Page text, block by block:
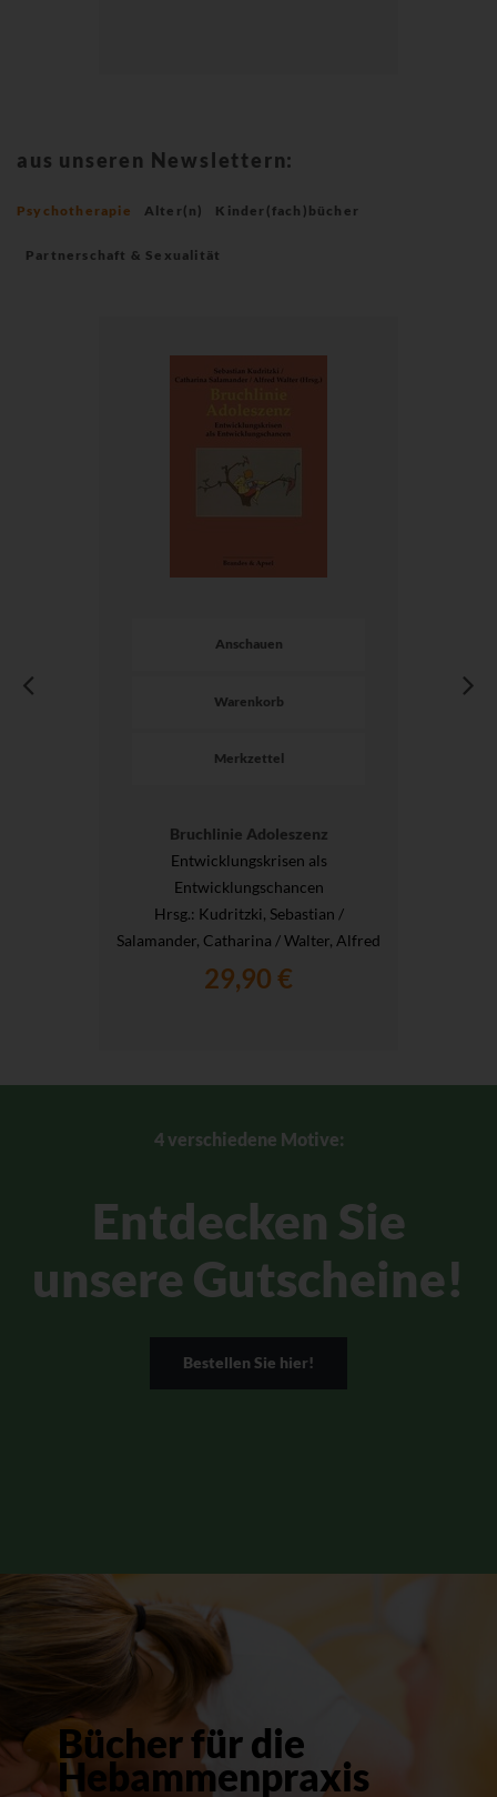
aus unseren Newslettern:
Psychotherapie Alter(n) Kinder(fach)bücher
Partnerschaft & Sexualität
Anschauen
Warenkorb
Merkzettel
Bruchlinie Adoleszenz
Entwicklungskrisen als
Entwicklungschancen
Hrsg.: Kudritzki, Sebastian /
Salamander, Catharina / Walter, Alfred
29,90 €
4 verschiedene Motive:
Entdecken Sie
unsere Gutscheine!
Bestellen Sie hier!
Bücher für die
Hebammenpraxis